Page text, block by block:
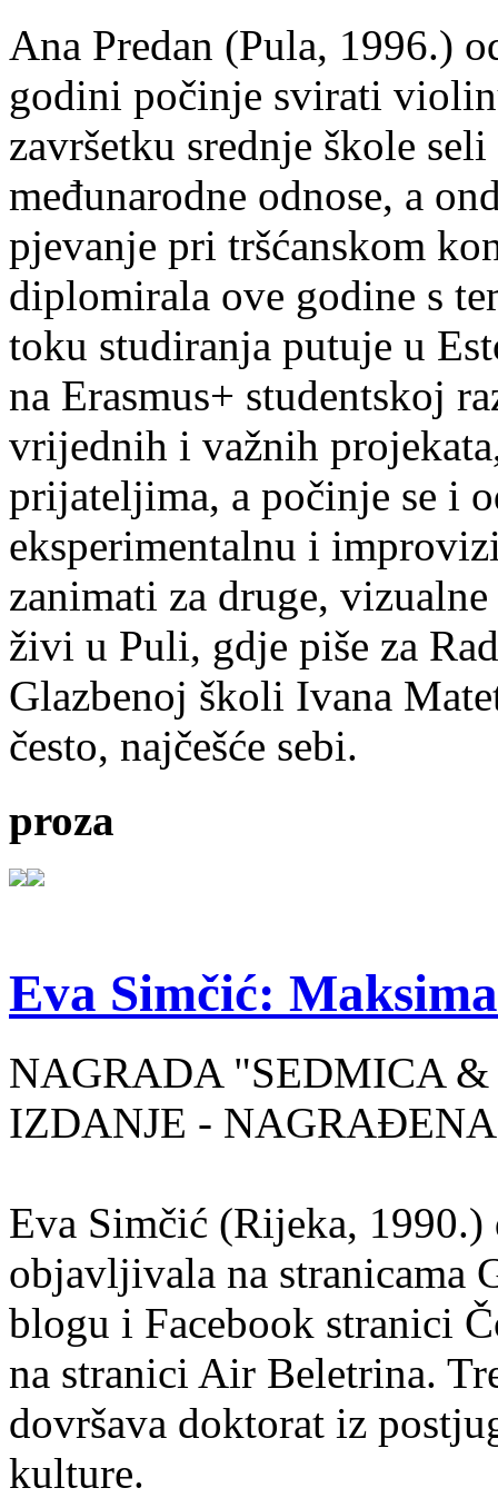
Ana Predan (Pula, 1996.)
godini počinje svirati
završetku srednje škole
međunarodne odnose, a
pjevanje pri tršćanskom
diplomirala ove godine s
toku studiranja putuje u
na Erasmus+ studentskoj
vrijednih i važnih
prijateljima, a počinje se i
eksperimentalnu i
zanimati za druge,
živi u Puli, gdje piše za
Glazbenoj školi Ivana
često, najčešće sebi.
proza
Eva Simčić:
NAGRADA "SEDMICA
IZDANJE -
Eva Simčić (Rijeka, 1990.)
objavljivala na stranicama
blogu i Facebook stranici
na stranici Air Beletrina.
dovršava doktorat iz
kulture.